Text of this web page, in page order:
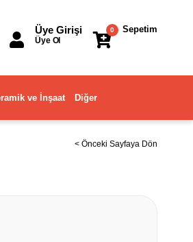
Sepetim
0
Üye Girişi
Üye Ol
ve İnşaat Diğer
< Önceki Sayfaya Dön